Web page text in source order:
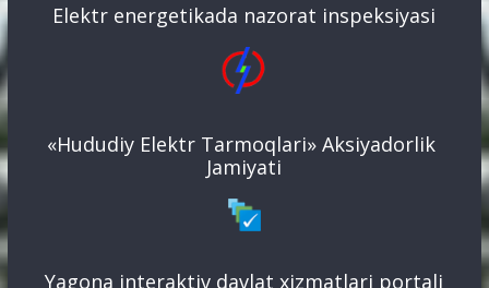
Elektr energetikada nazorat inspeksiyasi
«Hududiy Elektr Tarmoqlari» Aksiyadorlik
Jamiyati
Yagona interaktiv davlat xizmatlari portali